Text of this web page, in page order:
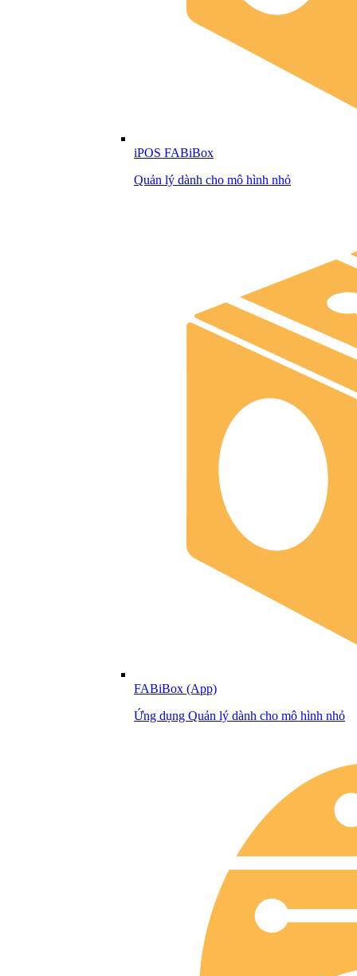
iPOS FABiBox
Quản lý dành cho mô hình nhỏ
FABiBox (App)
Ứng dụng Quản lý dành cho mô hình nhỏ